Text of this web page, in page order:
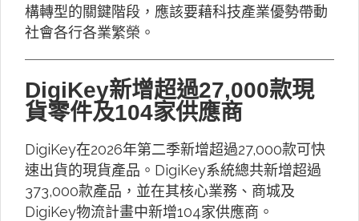
構轉型的關鍵階段，應該要藉科技產業優勢帶動
社會各行各業繁榮。
DigiKey新增超過27,000款現
貨零件及104家供應商
DigiKey在2026年第二季新增超過27,000款可快
速出貨的現貨產品。DigiKey系統總共新增超過
373,000款產品，並在其核心業務、商城及
DigiKey物流計畫中新增104家供應商。